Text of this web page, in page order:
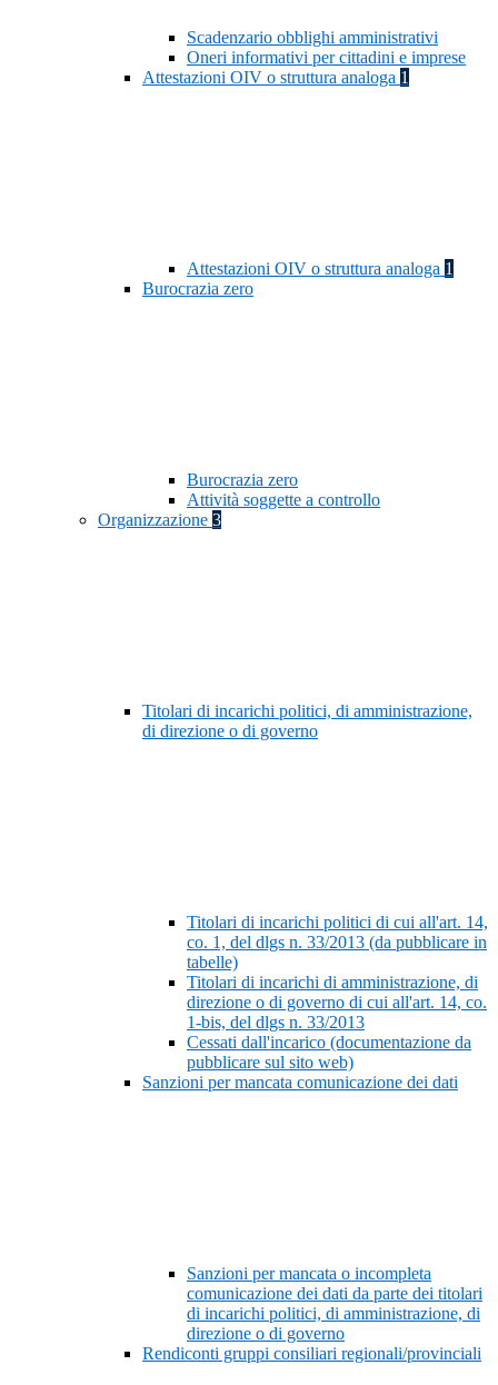
Scadenzario obblighi amministrativi
Oneri informativi per cittadini e imprese
Attestazioni OIV o struttura analoga 1
Attestazioni OIV o struttura analoga 1
Burocrazia zero
Burocrazia zero
Attività soggette a controllo
Organizzazione 3
Titolari di incarichi politici, di amministrazione,
di direzione o di governo
Titolari di incarichi politici di cui all'art. 14,
co. 1, del dlgs n. 33/2013 (da pubblicare in
tabelle)
Titolari di incarichi di amministrazione, di
direzione o di governo di cui all'art. 14, co.
1-bis, del dlgs n. 33/2013
Cessati dall'incarico (documentazione da
pubblicare sul sito web)
Sanzioni per mancata comunicazione dei dati
Sanzioni per mancata o incompleta
comunicazione dei dati da parte dei titolari
di incarichi politici, di amministrazione, di
direzione o di governo
Rendiconti gruppi consiliari regionali/provinciali